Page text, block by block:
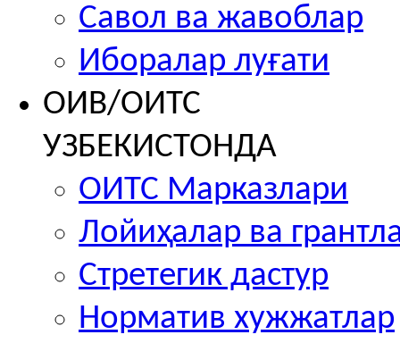
Савол ва жавоблар
Иборалар луғати
ОИВ/ОИТС
УЗБЕКИСТОНДА
ОИТС Марказлари
Лойиҳалар ва
Стретегик дастур
Норматив хужжатлар